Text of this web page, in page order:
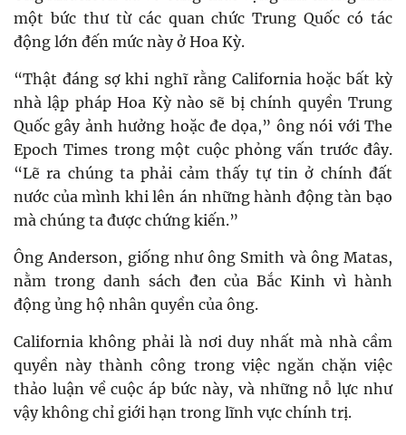
một bức thư từ các quan chức Trung Quốc có tác
động lớn đến mức này ở Hoa Kỳ.
“Thật đáng sợ khi nghĩ rằng California hoặc bất kỳ
nhà lập pháp Hoa Kỳ nào sẽ bị chính quyền Trung
Quốc gây ảnh hưởng hoặc đe dọa,” ông nói với The
Epoch Times trong một cuộc phỏng vấn trước đây.
“Lẽ ra chúng ta phải cảm thấy tự tin ở chính đất
nước của mình khi lên án những hành động tàn bạo
mà chúng ta được chứng kiến.”
Ông Anderson, giống như ông Smith và ông Matas,
nằm trong danh sách đen của Bắc Kinh vì hành
động ủng hộ nhân quyền của ông.
California không phải là nơi duy nhất mà nhà cầm
quyền này thành công trong việc ngăn chặn việc
thảo luận về cuộc áp bức này, và những nỗ lực như
vậy không chỉ giới hạn trong lĩnh vực chính trị.